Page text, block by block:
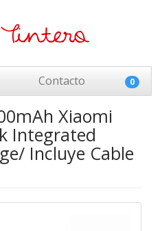
Contacto 0
Xiaomi
Integrated
Incluye Cable